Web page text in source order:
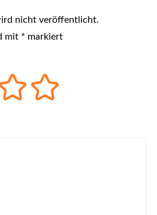
nicht veröffentlicht.
mit * markiert